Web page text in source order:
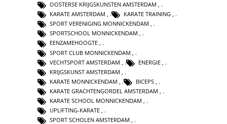
OOSTERSE KRIJGSKUNSTEN AMSTERDAM ,
KARATE AMSTERDAM , KARATE TRAINING ,
SPORT VERENIGING MONNICKENDAM ,
SPORTSCHOOL MONNICKENDAM ,
EENZAMEHOOGTE ,
SPORT CLUB MONNICKENDAM
VECHTSPORT AMSTERDAM
ENERGIE
KRIJGSKUNST AMSTERDAM
KARATE MONNICKENDAM
BICEPS
KARATE GRACHTENGORDEL AMSTERDAM
KARATE SCHOOL MONNICKENDAM
UPLIFTING-KARATE
SPORT SCHOLEN AMSTERDAM